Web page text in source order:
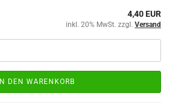
4,40 EUR
inkl. 20% MwSt. zzgl. Versand
IN DEN WARENKORB